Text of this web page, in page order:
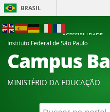
BRASIL
ACESSIBILIDADE
Instituto Federal de São Paulo
Campus
MINISTÉRIO DA EDUCAÇÃO